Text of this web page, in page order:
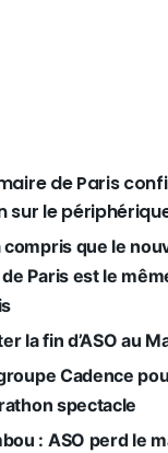
maire de Paris
sur le
compris que le
Paris est le
la fin d’ASO au
Cadence
spectacle
: ASO perd le